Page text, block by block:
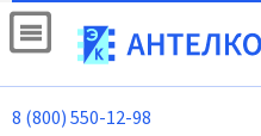
8 (800) 550-12-98